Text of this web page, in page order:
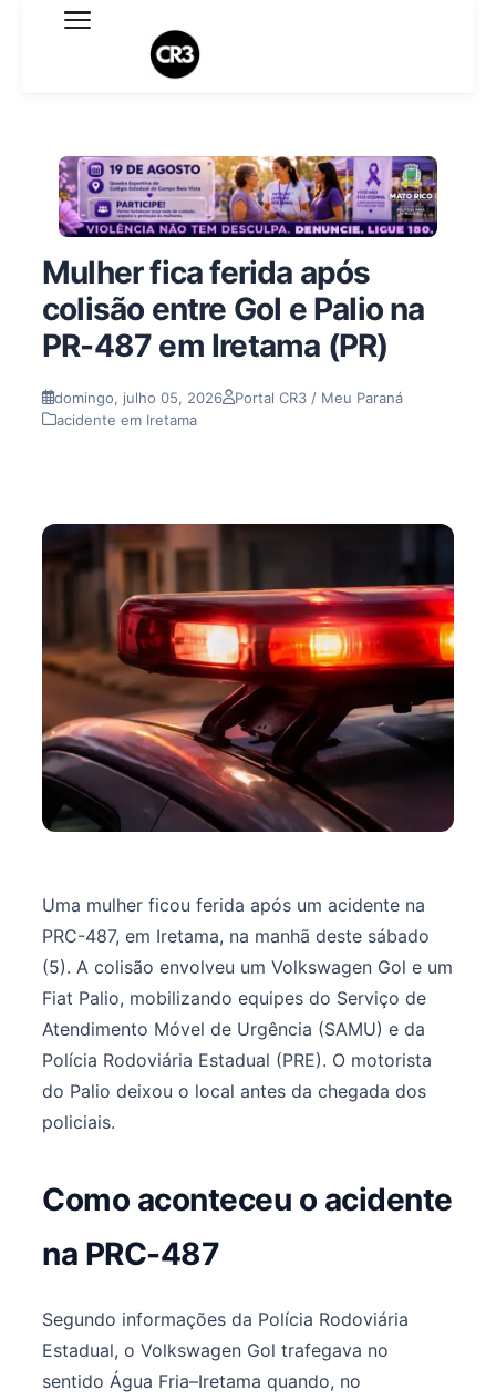
Expediente
Termo de Uso
Sobre o blog
Mulher fica ferida após
colisão entre Gol e Palio na
PR-487 em Iretama (PR)
domingo, julho 05, 2026
Portal CR3 / Meu Paraná
acidente em Iretama
Uma mulher ficou ferida após um acidente na
PRC-487, em Iretama, na manhã deste sábado
(5). A colisão envolveu um Volkswagen Gol e um
Fiat Palio, mobilizando equipes do Serviço de
Atendimento Móvel de Urgência (SAMU) e da
Polícia Rodoviária Estadual (PRE). O motorista
do Palio deixou o local antes da chegada dos
policiais.
Como aconteceu o acidente
na PRC-487
Segundo informações da Polícia Rodoviária
Estadual, o Volkswagen Gol trafegava no
sentido Água Fria–Iretama quando, no